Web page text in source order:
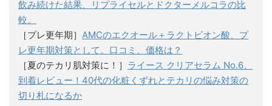
飲み続けた結果、リプライセルとドクターメルコラの比
較。
［プレ更年期］ AMCのエクオール＋ラクトビオン酸、プ
レ更年期対策として。口コミ、価格は？
［夏のテカリ肌対策に！］ ライース クリアセラム No.6、
到着レビュー！40代の化粧くずれとテカリの悩み対策の
切り札になるか